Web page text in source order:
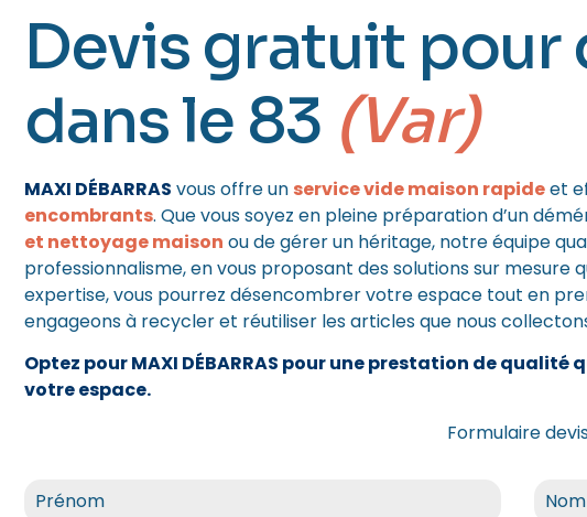
Devis gratuit pour
dans le 83 (Var)
MAXI DÉBARRAS vous offre un service vide maison rapideet
encombrants. Que vous soyez en pleine préparation d’un
et nettoyage maison ou de gérer un héritage, notre équipe
professionnalisme, en vous proposant des solutions sur mesure
expertise, vous pourrez désencombrer votre espace tout en
engageons à recycler et réutiliser les articles que nous
Optez pour MAXI DÉBARRAS pour une prestation de
votre espace.
Formulaire